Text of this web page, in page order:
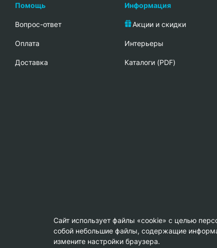
Помощь
Вопрос-ответ
Oплата
Доставка
Информация
Акции и скидки
Интерьеры
Каталоги (PDF)
© Copyright 2013-2026 KERAMA MARAZZI, ООО «Гамма
Сайт использует файлы «cookie» с целью
собой небольшие файлы, содержащие
измените настройки браузера.